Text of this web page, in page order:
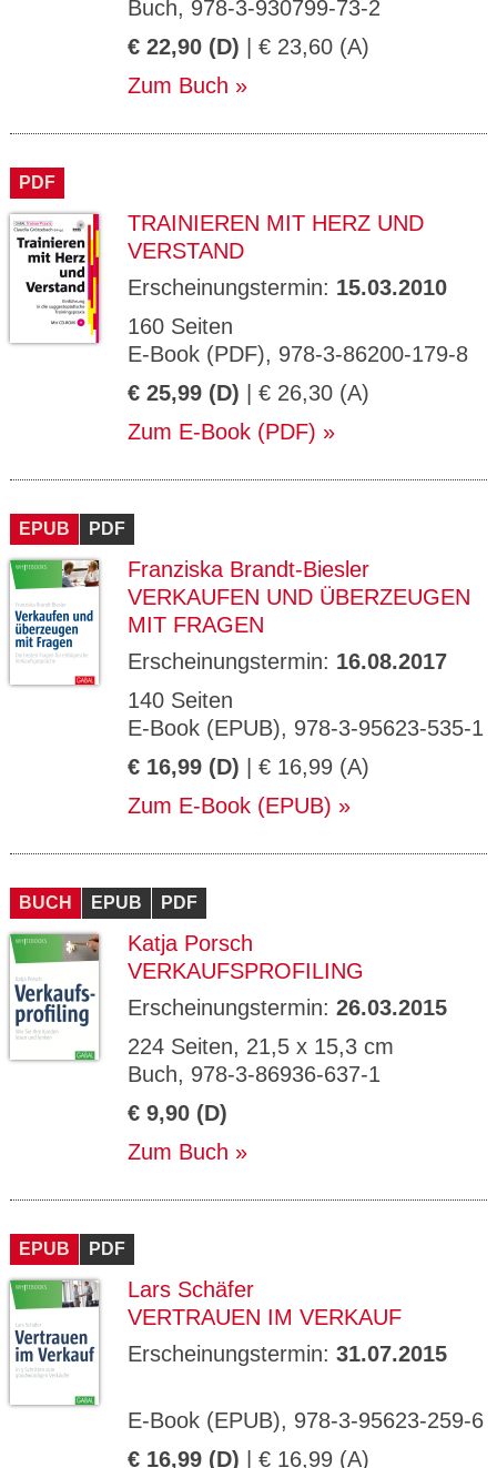
Buch, 978-3-930799-73-2
€ 22,90 (D) | € 23,60 (A)
Zum Buch
PDF
TRAINIEREN MIT HERZ UND
VERSTAND
Erscheinungstermin: 15.03.2010
160 Seiten
E-Book (PDF), 978-3-86200-179-8
€ 25,99 (D) | € 26,30 (A)
Zum E-Book (PDF)
EPUB PDF
Franziska Brandt-Biesler
VERKAUFEN UND ÜBERZEUGEN
MIT FRAGEN
Erscheinungstermin: 16.08.2017
140 Seiten
E-Book (EPUB), 978-3-95623-535-1
€ 16,99 (D) | € 16,99 (A)
Zum E-Book (EPUB)
BUCH EPUB PDF
Katja Porsch
VERKAUFSPROFILING
Erscheinungstermin: 26.03.2015
224 Seiten, 21,5 x 15,3 cm
Buch, 978-3-86936-637-1
€ 9,90 (D)
Zum Buch
EPUB PDF
Lars Schäfer
VERTRAUEN IM VERKAUF
Erscheinungstermin: 31.07.2015
E-Book (EPUB), 978-3-95623-259-6
€ 16,99 (D) | € 16,99 (A)